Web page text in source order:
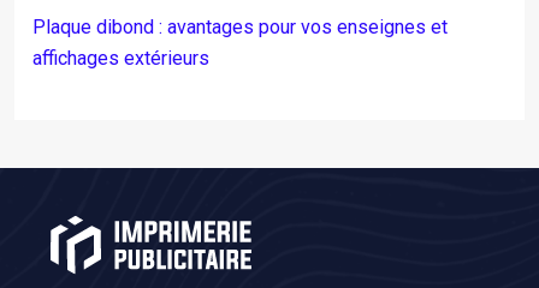
Plaque dibond : avantages pour vos enseignes et
affichages extérieurs